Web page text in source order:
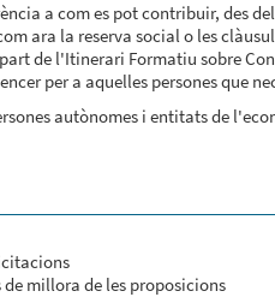
a com es pot contribuir, des
ara la reserva social o les
de l'Itinerari Formatiu sobre
per a aquelles persones que
autònomes i entitats de
millora de les proposicions